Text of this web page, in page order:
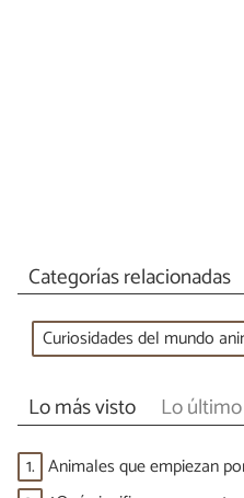
Categorías relacionadas
Curiosidades del mundo
Lo más visto Lo último
1. Animales que empiezan